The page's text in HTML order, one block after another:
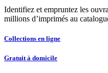
Identifiez et empruntez les
millions d’imprimés au
Collections en ligne
Gratuit à domicile